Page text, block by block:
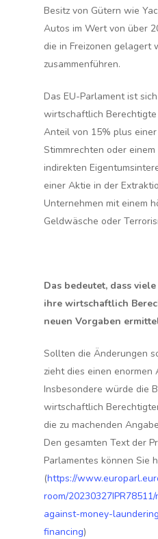
Besitz von Gütern wie
Autos im Wert von über
die in Freizonen gelagert
zusammenführen.
Das EU-Parlament ist
wirtschaftlich Berechtigte
Anteil von 15% plus
Stimmrechten oder
indirekten
einer Aktie in der
Unternehmen mit einem
Geldwäsche oder
Das bedeutet, dass
ihre wirtschaftlich
neuen Vorgaben
Sollten die Änderungen
zieht dies einen enormen
Insbesondere würde die
wirtschaftlich
die zu machenden
Den gesamten Text der
Parlamentes können Sie
(https://
room/
against-money-
financing)